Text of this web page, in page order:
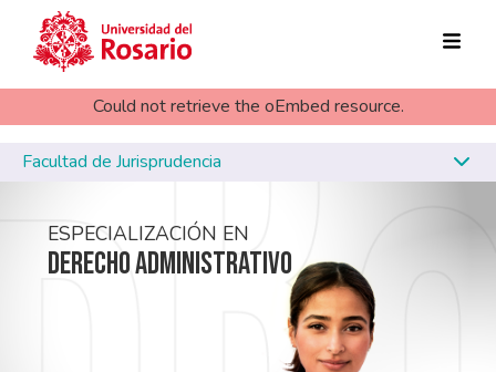
Skip to main contentCould not retrieve the oEmbed resource.
Facultad de Jurisprudencia
ESPECIALIZACIÓN EN
DERECHO ADMINISTRATIVO